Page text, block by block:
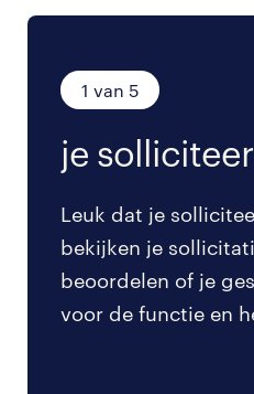
1 van 5
je
Leuk dat je
bekijken je
beoordelen of je
voor de functie en